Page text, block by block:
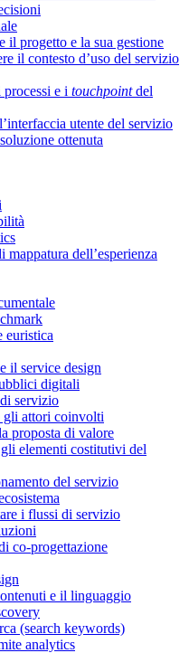
il progetto e la sua gestione
il contesto d’uso del servizio
e i touchpointdel
utente del servizio
ottenuta
mappatura dell’esperienza
euristica
il service design
digitali
servizio
gli attori coinvolti
proposta di valore
elementi costitutivi del
del servizio
i flussi di servizio
co-progettazione
e il linguaggio
(search keywords)
analytics